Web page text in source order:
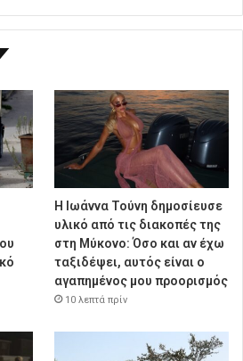
Η Ιωάννα Τούνη δημοσίευσε
υλικό από τις διακοπές της
στη Μύκονο: Όσο και αν έχω
ταξιδέψει, αυτός είναι ο
αγαπημένος μου προορισμός
10 λεπτά πρίν